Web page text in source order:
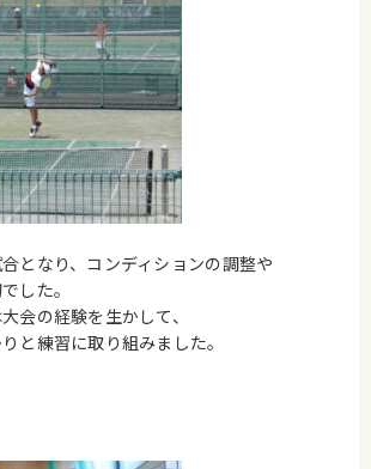
となり、コンディションの調整や
した。
会の経験を生かして、
と練習に取り組みました。